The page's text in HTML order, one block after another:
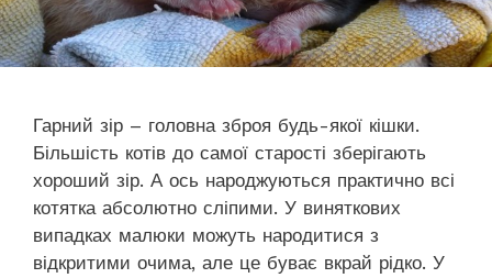
Гарний зір – головна зброя будь-якої кішки.
Більшість котів до самої старості зберігають
хороший зір. А ось народжуються практично всі
котятка абсолютно сліпими. У виняткових
випадках малюки можуть народитися з
відкритими очима, але це буває вкрай рідко. У